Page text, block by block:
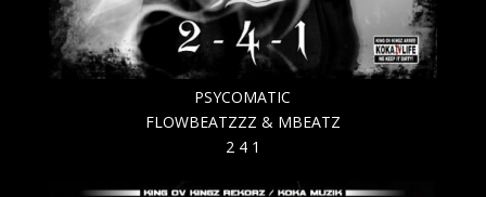
PSYCOMATIC
FLOWBEATZZZ & MBEATZ
2 4 1